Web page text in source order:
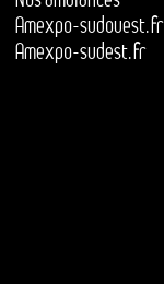
Amexpo-sudouest.fr
Amexpo-sudest.fr